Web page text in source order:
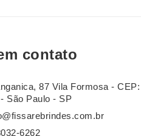
contato
87 Vila Formosa - CEP:
São Paulo - SP
6262